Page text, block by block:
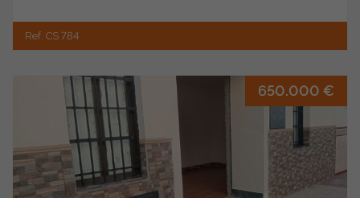
Ref. CS 784
650.000 €